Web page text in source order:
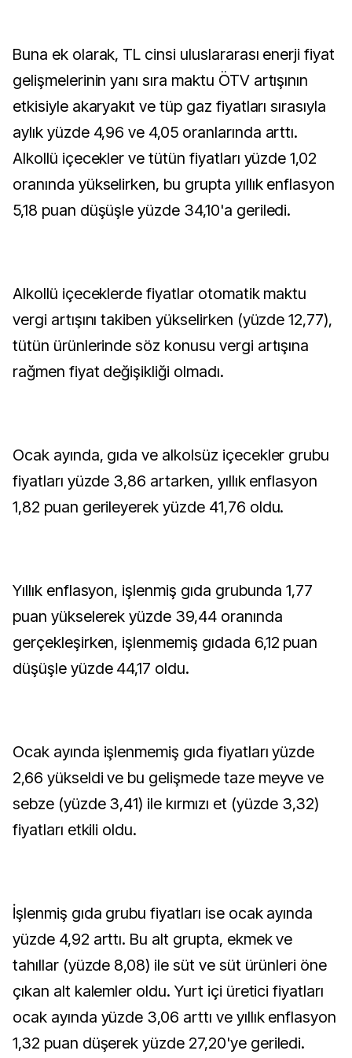
Buna ek olarak, TL cinsi uluslararası enerji fiyat
gelişmelerinin yanı sıra maktu ÖTV artışının
etkisiyle akaryakıt ve tüp gaz fiyatları sırasıyla
aylık yüzde 4,96 ve 4,05 oranlarında arttı.
Alkollü içecekler ve tütün fiyatları yüzde 1,02
oranında yükselirken, bu grupta yıllık enflasyon
5,18 puan düşüşle yüzde 34,10'a geriledi.
Alkollü içeceklerde fiyatlar otomatik maktu
vergi artışını takiben yükselirken (yüzde 12,77),
tütün ürünlerinde söz konusu vergi artışına
rağmen fiyat değişikliği olmadı.
Ocak ayında, gıda ve alkolsüz içecekler grubu
fiyatları yüzde 3,86 artarken, yıllık enflasyon
1,82 puan gerileyerek yüzde 41,76 oldu.
Yıllık enflasyon, işlenmiş gıda grubunda 1,77
puan yükselerek yüzde 39,44 oranında
gerçekleşirken, işlenmemiş gıdada 6,12 puan
düşüşle yüzde 44,17 oldu.
Ocak ayında işlenmemiş gıda fiyatları yüzde
2,66 yükseldi ve bu gelişmede taze meyve ve
sebze (yüzde 3,41) ile kırmızı et (yüzde 3,32)
fiyatları etkili oldu.
İşlenmiş gıda grubu fiyatları ise ocak ayında
yüzde 4,92 arttı. Bu alt grupta, ekmek ve
tahıllar (yüzde 8,08) ile süt ve süt ürünleri öne
çıkan alt kalemler oldu. Yurt içi üretici fiyatları
ocak ayında yüzde 3,06 arttı ve yıllık enflasyon
1,32 puan düşerek yüzde 27,20'ye geriledi.